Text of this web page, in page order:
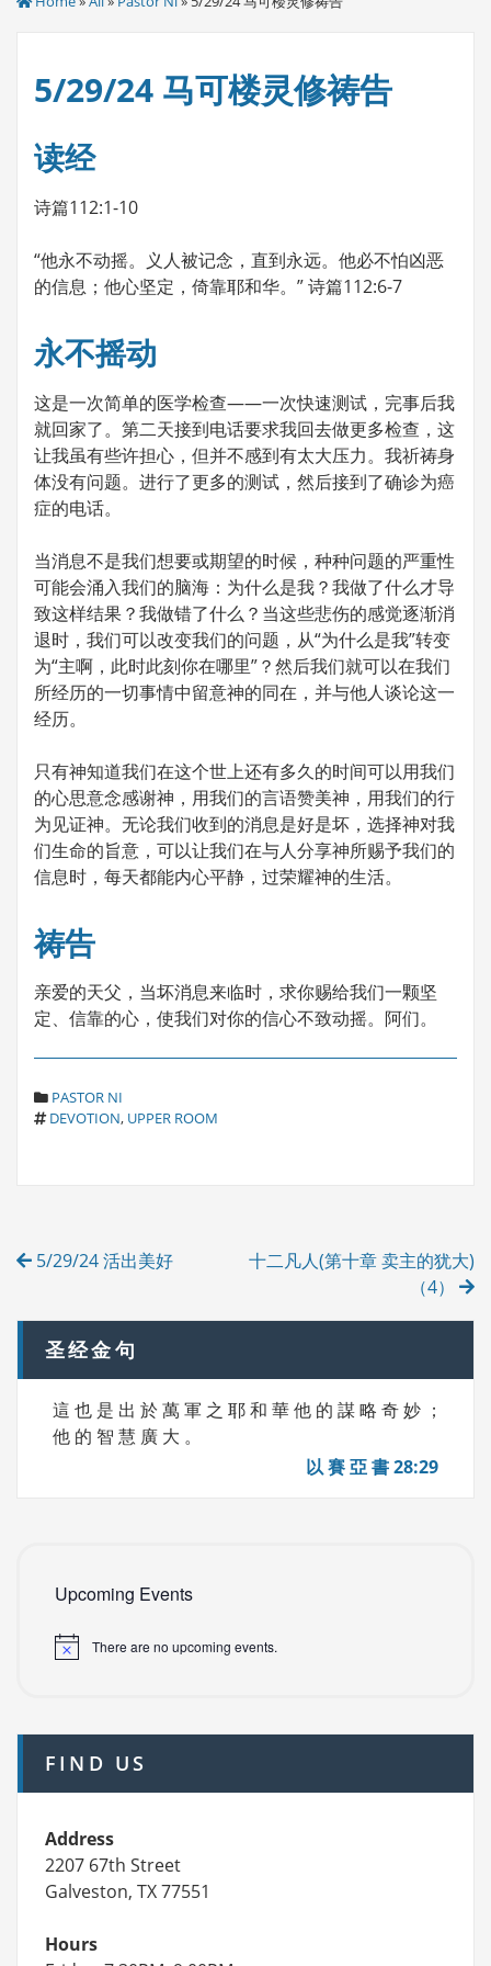
5/29/24 马可楼灵修祷告
读经
诗篇112:1-10
“他永不动摇。义人被记念，直到永远。他必不怕凶恶
的信息；他心坚定，倚靠耶和华。” 诗篇112:6-7
永不摇动
这是一次简单的医学检查——一次快速测试，完事后我
就回家了。第二天接到电话要求我回去做更多检查，这
让我虽有些许担心，但并不感到有太大压力。我祈祷身
体没有问题。进行了更多的测试，然后接到了确诊为癌
症的电话。
当消息不是我们想要或期望的时候，种种问题的严重性
可能会涌入我们的脑海：为什么是我？我做了什么才导
致这样结果？我做错了什么？当这些悲伤的感觉逐渐消
退时，我们可以改变我们的问题，从“为什么是我”转变
为“主啊，此时此刻你在哪里”？然后我们就可以在我们
所经历的一切事情中留意神的同在，并与他人谈论这一
经历。
只有神知道我们在这个世上还有多久的时间可以用我们
的心思意念感谢神，用我们的言语赞美神，用我们的行
为见证神。无论我们收到的消息是好是坏，选择神对我
们生命的旨意，可以让我们在与人分享神所赐予我们的
信息时，每天都能内心平静，过荣耀神的生活。
祷告
亲爱的天父，当坏消息来临时，求你赐给我们一颗坚
定、信靠的心，使我们对你的信心不致动摇。阿们。
C
A
E
PASTOR NI
T
DEVOTION, UPPER ROOM
Post
5/29/24 活出美好
十二凡人(第十章 卖主的犹大)
（4）
圣经金句
這 也 是 出 於 萬 軍 之 耶 和 華 他 的 謀 略 奇 妙 ；
他 的 智 慧 廣 大 。
以 賽 亞 書 28:29
Upcoming Events
There are no upcoming events.
FIND US
Address
2207 67th Street
Galveston, TX 77551
Hours